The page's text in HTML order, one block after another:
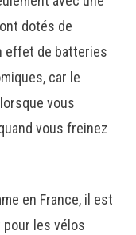
dotés de
effet de batteries
car le
vous
vous freinez
en France, il est
pour les vélos